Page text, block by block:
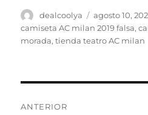
Autor
dealcoolya
Publicado
el
agosto 10,
camiseta AC milan 2019 falsa,
morada,tienda teatro AC milan
ANTERIOR